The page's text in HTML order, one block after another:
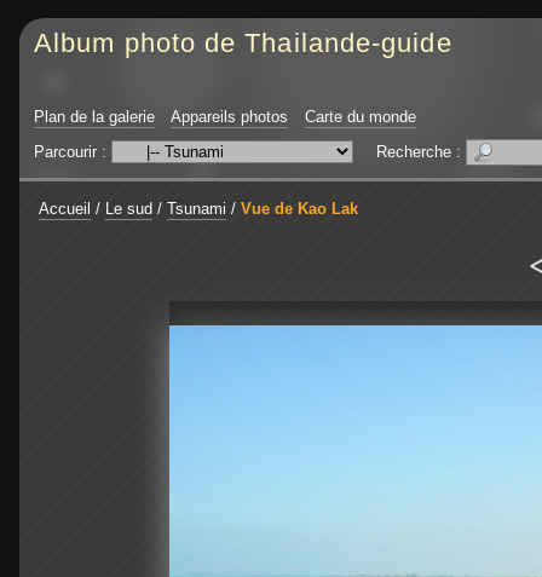
Album photo de Thailande-guide
Plan de la galerie Appareils photos
Carte du monde
Parcourir :
Recherche :
Accueil / Le sud / Tsunami / Vue de Kao Lak